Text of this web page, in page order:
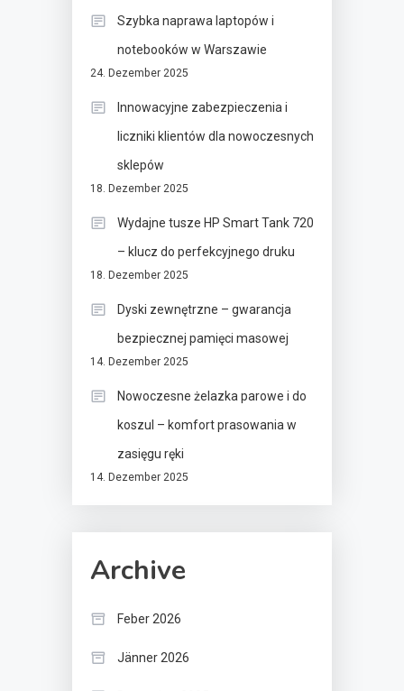
Szybka naprawa laptopów i
notebooków w Warszawie
24. Dezember 2025
Innowacyjne zabezpieczenia i
liczniki klientów dla nowoczesnych
sklepów
18. Dezember 2025
Wydajne tusze HP Smart Tank 720
– klucz do perfekcyjnego druku
18. Dezember 2025
Dyski zewnętrzne – gwarancja
bezpiecznej pamięci masowej
14. Dezember 2025
Nowoczesne żelazka parowe i do
koszul – komfort prasowania w
zasięgu ręki
14. Dezember 2025
Archive
Feber 2026
Jänner 2026